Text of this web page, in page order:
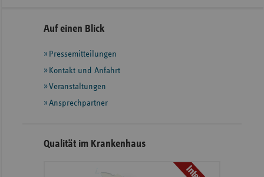
Seitennavigation
Seitenleiste
weiteren
Informationen
Auf einen Blick
Pressemitteilungen
Kontakt und Anfahrt
Veranstaltungen
Ansprechpartner
Qualität im Krankenhaus